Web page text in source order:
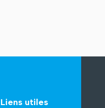
Liens utiles